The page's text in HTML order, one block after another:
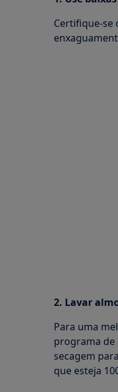
Certifique-se
2. Lavar
Para uma
programa de
secagem
que esteja